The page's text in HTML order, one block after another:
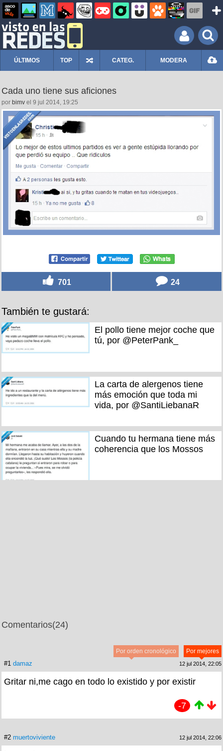
ÚLTIMOS TOP CATEG. MODERA
Cada uno tiene sus aficiones
por bimv el 9 jul 2014, 19:25
701 24
También te gustará:
El pollo tiene mejor coche que
tú, por @PeterPank_
La carta de alergenos tiene
más emoción que toda mi
vida, por @SantiLiebanaR
Cuando tu hermana tiene más
coherencia que los Mossos
Comentarios(24)
Por mejores
Por orden cronológico
#1 damaz 12 jul 2014, 22:05
Gritar ni,me cago en todo lo existido y por existir
-7
#2 muertoviviente 12 jul 2014, 22:06